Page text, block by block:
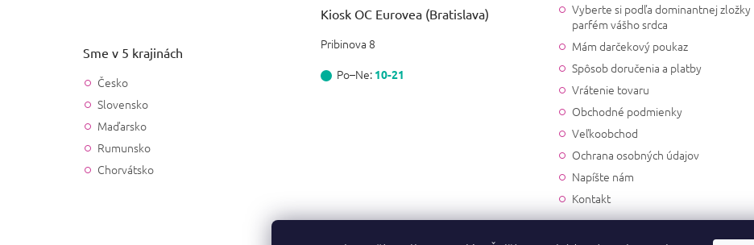
Sme v 5 krajinách
Česko
Slovensko
Maďarsko
Rumunsko
Chorvátsko
Kiosk OC Eurovea (Bratislava)
Pribinova 8
Po–Ne: 10-21
Vyberte si podľa dominantnej zložky
parfém vášho srdca
Mám darčekový poukaz
Spôsob doručenia a platby
Vrátenie tovaru
Obchodné podmienky
Veľkoobchod
Ochrana osobných údajov
Napíšte nám
Kontakt